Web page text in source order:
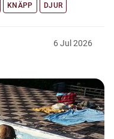
KNÄPP DJUR
6Jul 2026